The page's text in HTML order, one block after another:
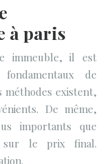
à paris
immeuble, il est
de
méthodes existent,
De même,
importants que
sur le prix final.